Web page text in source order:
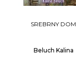
SREBRNY DOM
Beluch Kalina